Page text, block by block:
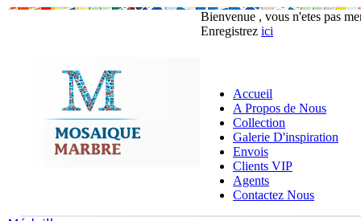
Bienvenue , vous n'etes pas
Enregistrez ici
Accueil
A Propos de Nous
Collection
Galerie D'inspiration
Envois
Clients VIP
Agents
Contactez Nous